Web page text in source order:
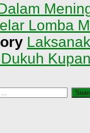
Lomba